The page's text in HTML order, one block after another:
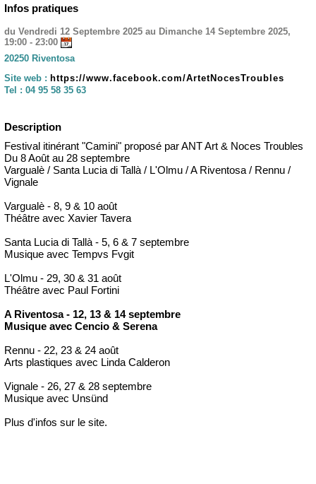
Infos pratiques
du Vendredi 12 Septembre 2025 au Dimanche 14 Septembre 2025,
19:00 - 23:00
20250 Riventosa
Site web : https://www.facebook.com/ArtetNocesTroubles
Tel : 04 95 58 35 63
Description
Festival itinérant "Camini" proposé par ANT Art & Noces Troubles
Du 8 Août au 28 septembre
Vargualè / Santa Lucia di Tallà / L'Olmu / A Riventosa / Rennu /
Vignale
Vargualè - 8, 9 & 10 août
Théâtre avec Xavier Tavera
Santa Lucia di Tallà - 5, 6 & 7 septembre
Musique avec Tempvs Fvgit
L'Olmu - 29, 30 & 31 août
Théâtre avec Paul Fortini
A Riventosa - 12, 13 & 14 septembre
Musique avec Cencio & Serena
Rennu - 22, 23 & 24 août
Arts plastiques avec Linda Calderon
Vignale - 26, 27 & 28 septembre
Musique avec Unsünd
Plus d'infos sur le site.